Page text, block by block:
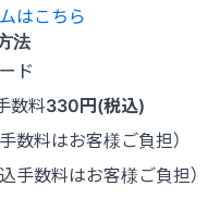
はこちら
法
ド
数料330円(税込)
数料はお客様ご負担）
手数料はお客様ご負担）